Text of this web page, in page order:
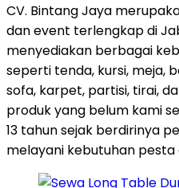
CV. Bintang Jaya
dan event terlengkap di
menyediakan berbagai
seperti tenda, kursi, meja,
sofa, karpet, partisi, tirai,
produk yang belum kami
13 tahun sejak berdirinya
melayani kebutuhan pesta